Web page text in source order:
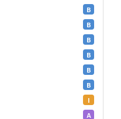
B
B
B
B
B
B
I
A